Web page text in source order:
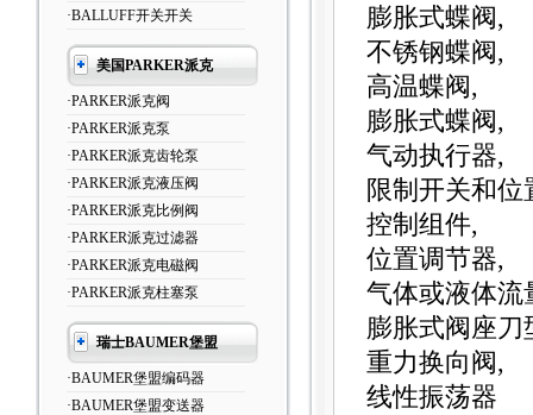
·BALLUFF开关开关
美国PARKER派克
·PARKER派克阀
·PARKER派克泵
·PARKER派克齿轮泵
·PARKER派克液压阀
·PARKER派克比例阀
·PARKER派克过滤器
·PARKER派克电磁阀
·PARKER派克柱塞泵
瑞士BAUMER堡盟
·BAUMER堡盟编码器
·BAUMER堡盟变送器
膨胀式蝶阀,
不锈钢蝶阀,
高温蝶阀,
膨胀式蝶阀,
气动执行器,
限制开关和位
控制组件,
位置调节器,
气体或液体流
膨胀式阀座刀
重力换向阀,
线性振荡器